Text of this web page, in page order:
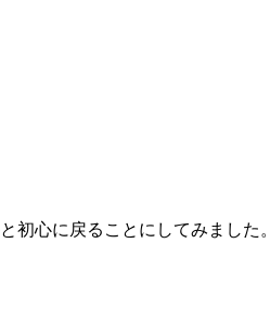
初心に戻ることにしてみました。